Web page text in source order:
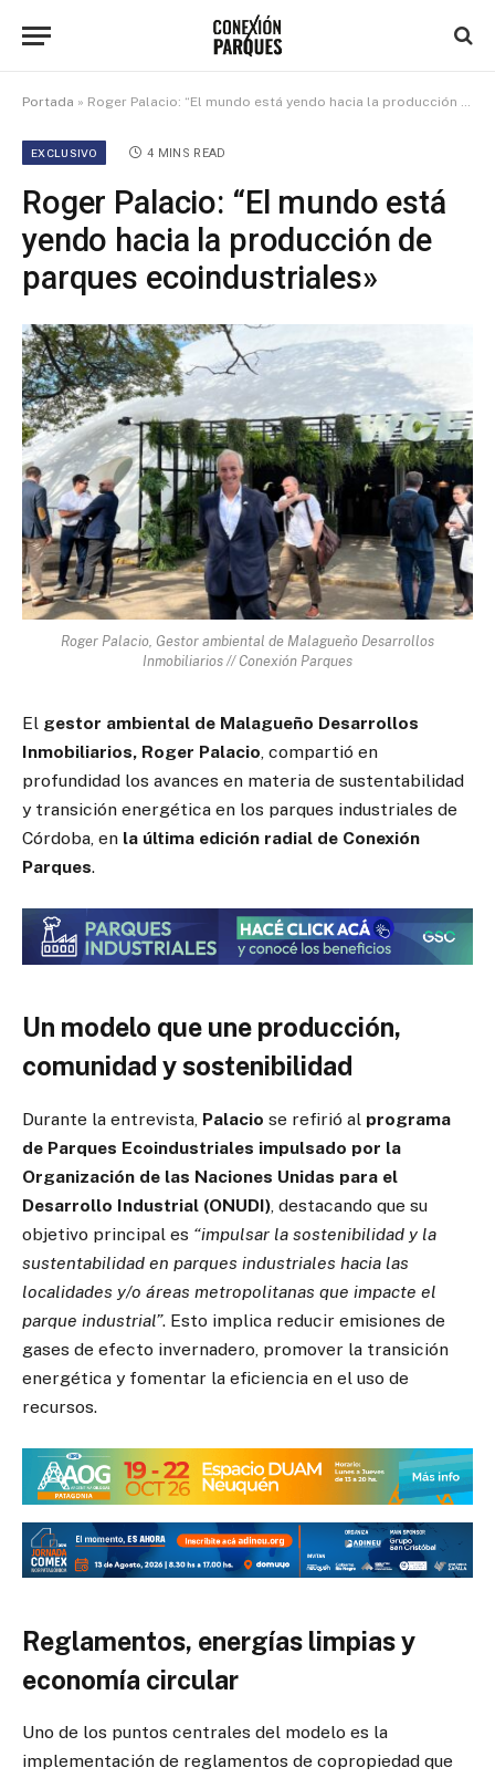
Portada » Roger Palacio: “El mundo está yendo hacia la producción de parques ecoindustriales»
EXCLUSIVO 4 MINS READ
Roger Palacio: “El mundo está
yendo hacia la producción de
parques ecoindustriales»
Roger Palacio, Gestor ambiental de Malagueño Desarrollos
Inmobiliarios // Conexión Parques
El gestor ambiental de Malagueño Desarrollos
Inmobiliarios, Roger Palacio, compartió en
profundidad los avances en materia de sustentabilidad
y transición energética en los parques industriales de
Córdoba, en la última edición radial de Conexión
Parques.
Un modelo que une producción,
comunidad y sostenibilidad
Durante la entrevista, Palacio se refirió al programa
de Parques Ecoindustriales impulsado por la
Organización de las Naciones Unidas para el
Desarrollo Industrial (ONUDI), destacando que su
objetivo principal es “impulsar la sostenibilidad y la
sustentabilidad en parques industriales hacia las
localidades y/o áreas metropolitanas que impacte el
parque industrial”. Esto implica reducir emisiones de
gases de efecto invernadero, promover la transición
energética y fomentar la eficiencia en el uso de
recursos.
Reglamentos, energías limpias y
economía circular
Uno de los puntos centrales del modelo es la
implementación de reglamentos de copropiedad que